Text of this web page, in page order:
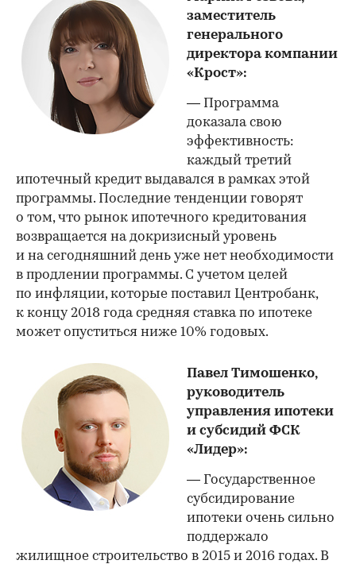
заместитель
генерального
директора компании
«Крост»:
— Программа
доказала свою
эффективность:
каждый третий
ипотечный кредит выдавался в рамках этой
программы. Последние тенденции говорят
о том, что рынок ипотечного кредитования
возвращается на докризисный уровень
и на сегодняшний день уже нет необходимости
в продлении программы. С учетом целей
по инфляции, которые поставил Центробанк,
к концу 2018 года средняя ставка по ипотеке
может опуститься ниже 10% годовых.
Павел Тимошенко,
руководитель
управления ипотеки
и субсидий ФСК
«Лидер»:
— Государственное
субсидирование
ипотеки очень сильно
поддержало
жилищное строительство в 2015 и 2016 годах. В